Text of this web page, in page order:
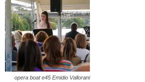
opera boat e45 Emidio Vallorani